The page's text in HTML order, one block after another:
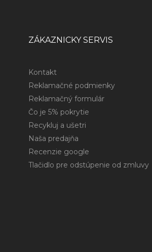
ZÁKAZNICKY SERVIS
Kontakt
Reklamačné podmienky
Reklamačný formulár
Čo je 5% pokrytie
Recykluj a ušetri
Naša predajňa
Recenzie google
Tlačidlo pre odstúpenie od zmluvy